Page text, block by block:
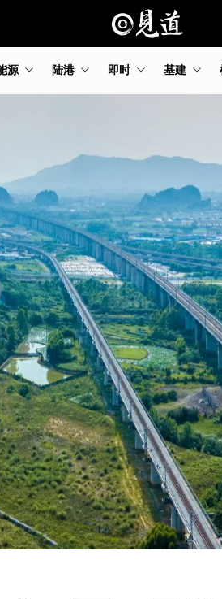
源 陆港 即时 基建